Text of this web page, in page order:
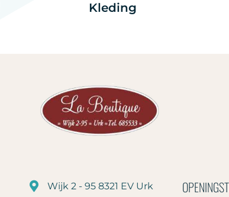
Kleding
Wijk 2 - 95 8321 EV Urk